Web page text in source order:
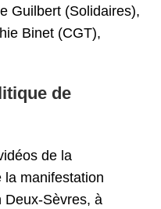
Guilbert (Solidaires),
Binet (CGT),
de
de la
la manifestation
Deux-Sèvres, à